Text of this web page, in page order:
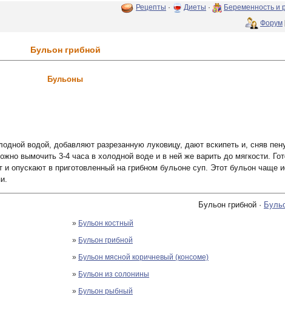
Рецепты · Диеты · Беременность и
Форум
Бульон грибной
Бульоны
водой, добавляют разрезанную луковицу, дают вскипеть и, сняв
вымочить 3-4 часа в холодной воде и в ней же варить до мягкости.
опускают в приготовленный на грибном бульоне суп. Этот бульон чаще
Бульон грибной ·
» Бульон костный
» Бульон грибной
» Бульон мясной коричневый (консоме)
» Бульон из солонины
» Бульон рыбный